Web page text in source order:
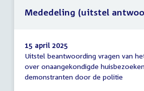
Mededeling
(uitstel
antwoord)
15 april 2025
Uitstel beantwoording vragen van
over onaangekondigde
demonstranten door de politie
Mededeling (uitstel